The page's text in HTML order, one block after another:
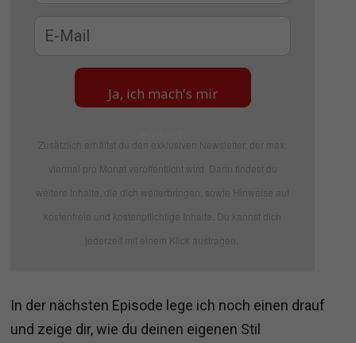
Ja, ich mach's mir
Zusätzlich erhältst du den exklusiven Newsletter, der max.
viermal pro Monat veröffentlicht wird. Darin findest du
weitere Inhalte, die dich weiterbringen, sowie Hinweise auf
kostenfreie und kostenpflichtige Inhalte. Du kannst dich
jederzeit mit einem Klick austragen.
In der nächsten Episode lege ich noch einen drauf
und zeige dir, wie du deinen eigenen Stil